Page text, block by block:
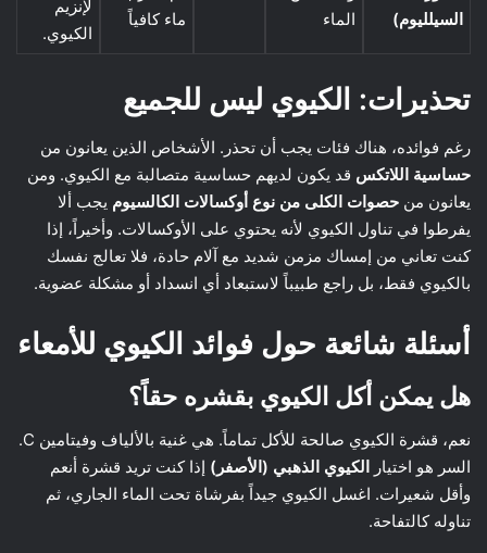
السيلليوم)
الماء
ماء كافياً
لإنزيم
الكيوي.
تحذيرات: الكيوي ليس للجميع
رغم فوائده، هناك فئات يجب أن تحذر. الأشخاص الذين يعانون من
حساسية اللاتكس قد يكون لديهم حساسية متصالبة مع الكيوي. ومن
يعانون من حصوات الكلى من نوع أوكسالات الكالسيوم يجب ألا
يفرطوا في تناول الكيوي لأنه يحتوي على الأوكسالات. وأخيراً، إذا
كنت تعاني من إمساك مزمن شديد مع آلام حادة، فلا تعالج نفسك
بالكيوي فقط، بل راجع طبيباً لاستبعاد أي انسداد أو مشكلة عضوية.
أسئلة شائعة حول فوائد الكيوي للأمعاء
هل يمكن أكل الكيوي بقشره حقاً؟
نعم، قشرة الكيوي صالحة للأكل تماماً. هي غنية بالألياف وفيتامين C.
السر هو اختيار
الكيوي الذهبي (الأصفر) إذا كنت تريد قشرة أنعم
وأقل شعيرات. اغسل الكيوي جيداً بفرشاة تحت الماء الجاري، ثم
تناوله كالتفاحة.